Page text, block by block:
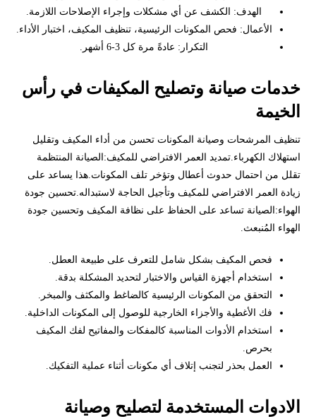
الهدف: الكشف عن أي مشكلات وإجراء الإصلاحات اللازمة.
الأعمال: فحص المكونات الرئيسية، تنظيف المكيف، اختبار الأداء.
التكرار: عادةً مرة كل 3-6 أشهر.
خدمات صيانة وتصليح المكيفات في رأس
الخيمة
تنظيف المرشحات وصيانة المكونات تحسن من أداء المكيف وتقليل
استهلاك الكهرباء.تمديد العمر الافتراضي للمكيف:الصيانة المنتظمة
تقلل من احتمال حدوث أعطال وتؤخر تلف المكونات.هذا يساعد على
زيادة العمر الافتراضي للمكيف وتأجيل الحاجة لاستبداله.تحسين جودة
الهواء:الصيانة تساعد على الحفاظ على نظافة المكيف وتحسين جودة
الهواء المُنبعث.
فحص المكيف بشكل شامل للتعرف على طبيعة العطل.
استخدام أجهزة القياس والاختبار لتحديد المشكلة بدقة.
التحقق من المكونات الرئيسية كالضاغط والمكثف والمبخر.
فك الأغطية والأجزاء الخارجية للوصول إلى المكونات الداخلية.
استخدام الأدوات المناسبة كالمفكات والمفاتيح لفك المكيف
بحرص.
العمل بحذر لتجنب إتلاف أي مكونات أثناء عملية التفكيك.
الادوات المستخدمة لتصليح وصيانة